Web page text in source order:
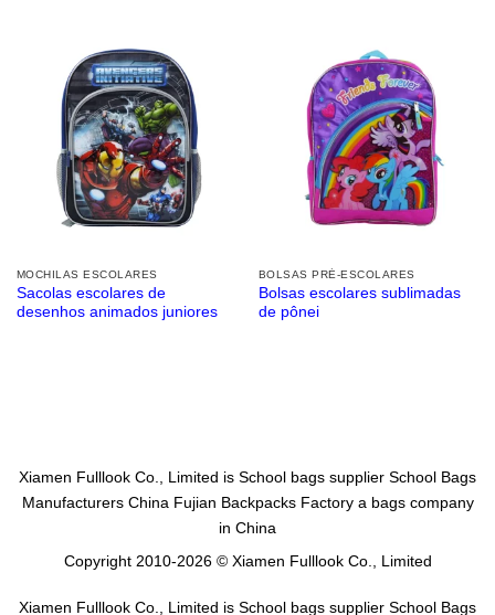
MOCHILAS ESCOLARES
Sacolas escolares de
desenhos animados juniores
BOLSAS PRÉ-ESCOLARES
Bolsas escolares sublimadas
de pônei
Xiamen Fulllook Co., Limited is School bags supplier School Bags
Manufacturers China Fujian Backpacks Factorya bags company
in China
Copyright 2010-2026 © Xiamen Fulllook Co., Limited
Xiamen Fulllook Co., Limited is School bags supplier School Bags